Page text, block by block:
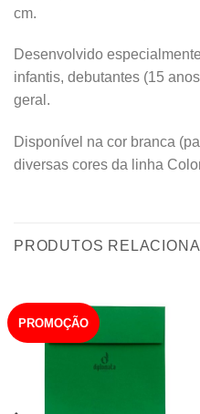
cm.
Desenvolvido
infantis, debutantes (15
geral.
Disponível na cor branca
diversas cores da linha
PRODUTOS
PROMOÇÃO